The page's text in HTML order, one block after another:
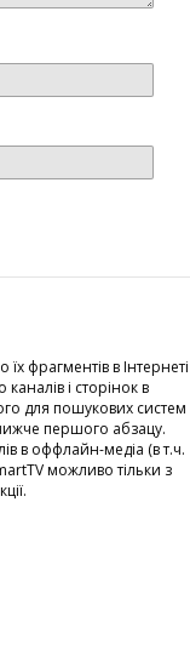
фрагментів в Інтернеті
і сторінок в
для пошукових систем
першого абзацу.
в оффлайн-медіа (в т.ч.
можливо тільки з